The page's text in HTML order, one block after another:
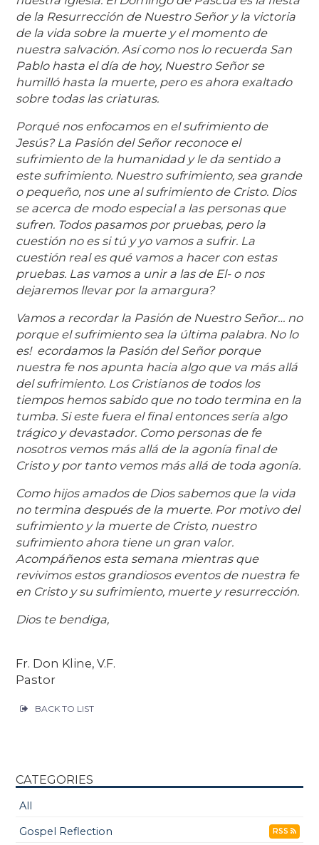
de la Resurrección de Nuestro Señor y la victoria
de la vida sobre la muerte y el momento de
nuestra salvación. Así como nos lo recuerda San
Pablo hasta el día de hoy, Nuestro Señor se
humilló hasta la muerte, pero es ahora exaltado
sobre todas las criaturas.
Porqué nos enfocamos en el sufrimiento de
Jesús? La Pasión del Señor reconoce el
sufrimiento de la humanidad y le da sentido a
este sufrimiento. Nuestro sufrimiento, sea grande
o pequeño, nos une al sufrimiento de Cristo. Dios
se acerca de modo especial a las personas que
sufren. Todos pasamos por pruebas, pero la
cuestión no es si tú y yo vamos a sufrir. La
cuestión real es qué vamos a hacer con estas
pruebas. Las vamos a unir a las de El- o nos
dejaremos llevar por la amargura?
Vamos a recordar la Pasión de Nuestro Señor… no
porque el sufrimiento sea la última palabra. No lo
es! ecordamos la Pasión del Señor porque
nuestra fe nos apunta hacia algo que va más allá
del sufrimiento. Los Cristianos de todos los
tiempos hemos sabido que no todo termina en la
tumba. Si este fuera el final entonces sería algo
trágico y devastador. Como personas de fe
nosotros vemos más allá de la agonía final de
Cristo y por tanto vemos más allá de toda agonía.
Como hijos amados de Dios sabemos que la vida
no termina después de la muerte. Por motivo del
sufrimiento y la muerte de Cristo, nuestro
sufrimiento ahora tiene un gran valor.
Acompáñenos esta semana mientras que
revivimos estos grandiosos eventos de nuestra fe
en Cristo y su sufrimiento, muerte y resurrección.
Dios te bendiga,
Fr. Don Kline, V.F.
Pastor
BACK TO LIST
CATEGORIES
All
Gospel Reflection
RSS